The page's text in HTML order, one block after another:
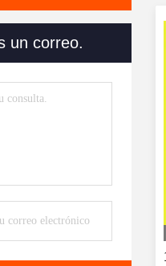
(37)
un correo.